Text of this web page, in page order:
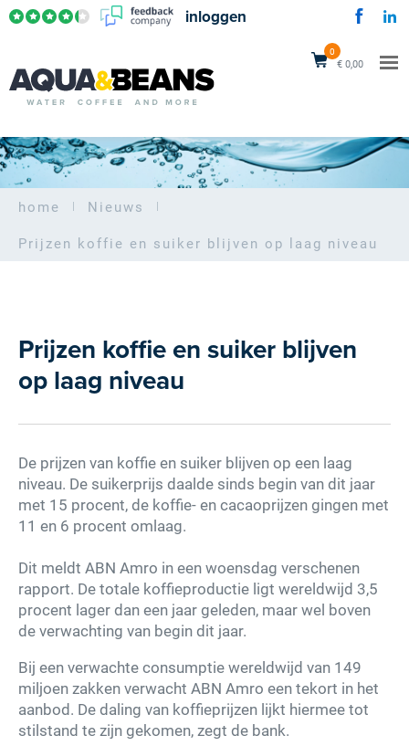
0
€ 0,00
inloggen
home
Nieuws
Prijzen koffie en suiker blijven op laag niveau
Prijzen koffie en suiker blijven
op laag niveau
De prijzen van koffie en suiker blijven op een laag
niveau. De suikerprijs daalde sinds begin van dit jaar
met 15 procent, de koffie- en cacaoprijzen gingen met
11 en 6 procent omlaag.
Dit meldt ABN Amro in een woensdag verschenen
rapport. De totale koffieproductie ligt wereldwijd 3,5
procent lager dan een jaar geleden, maar wel boven
de verwachting van begin dit jaar.
Bij een verwachte consumptie wereldwijd van 149
miljoen zakken verwacht ABN Amro een tekort in het
aanbod. De daling van koffieprijzen lijkt hiermee tot
stilstand te zijn gekomen, zegt de bank.